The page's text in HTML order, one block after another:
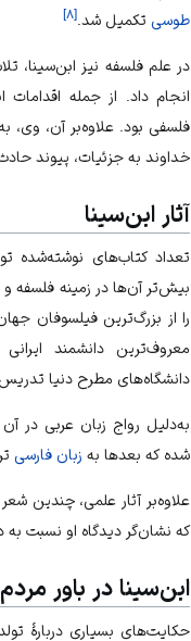
طوسی تکمیل شد.[۸]
در علم فلسفه نیز ابن‌سینا،
انجام داد. از جمله اقدامات
فلسفی بود. علاوه‌بر آن،
خداوند به جزئیات، پیوند
آثار ابن‌سینا
بیش‌تر آن‌ها در زمینه فلسفه
را از بزرگ‌ترین فیلسوفان
معروف‌ترین دانشمند
دانشگاه‌های مطرح دنیا
به‌دلیل رواج زبان عربی در آن
شده که بعدها به زبان فارسی
علاوه‌بر آثار علمی، چندین
که نشان‌گر دیدگاه او نسبت به
ابن‌سینا در باور مردم
حکایت‌های بسیاری دربارهٔ